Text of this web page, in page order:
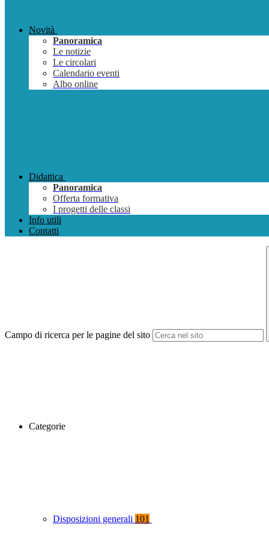
Novità
Panoramica
Le notizie
Le circolari
Calendario eventi
Albo online
Didattica
Panoramica
Offerta formativa
I progetti delle classi
Info utili
Contatti
Campo di ricerca per le pagine del sito
Categorie
Disposizioni generali 101